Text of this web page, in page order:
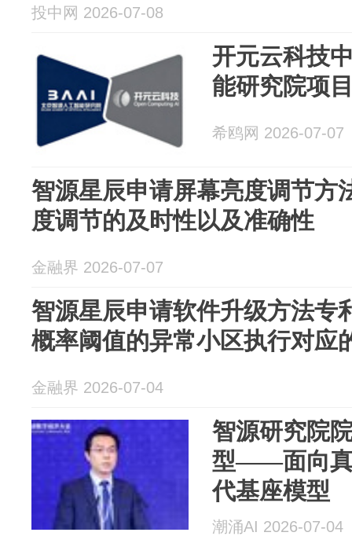
投中网 2026-07-08
开元云科技
能研究院项
希鸥网 2026-07-07
智源星辰申请屏幕亮度调节方
度调节的及时性以及准确性
金融界 2026-07-07
智源星辰申请软件升级方法专
概率阈值的异常小区执行对应
金融界 2026-07-04
智源研究院
型——面向真
代基座模型
潮涌AI 2026-07-04